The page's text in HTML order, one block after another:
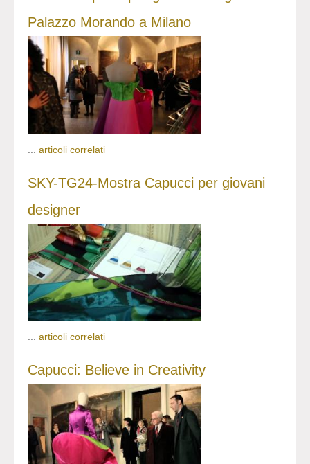
Palazzo Morando a Milano
articoli correlati
SKY-TG24-Mostra Capucci per giovani
designer
articoli correlati
Capucci: Believe in Creativity